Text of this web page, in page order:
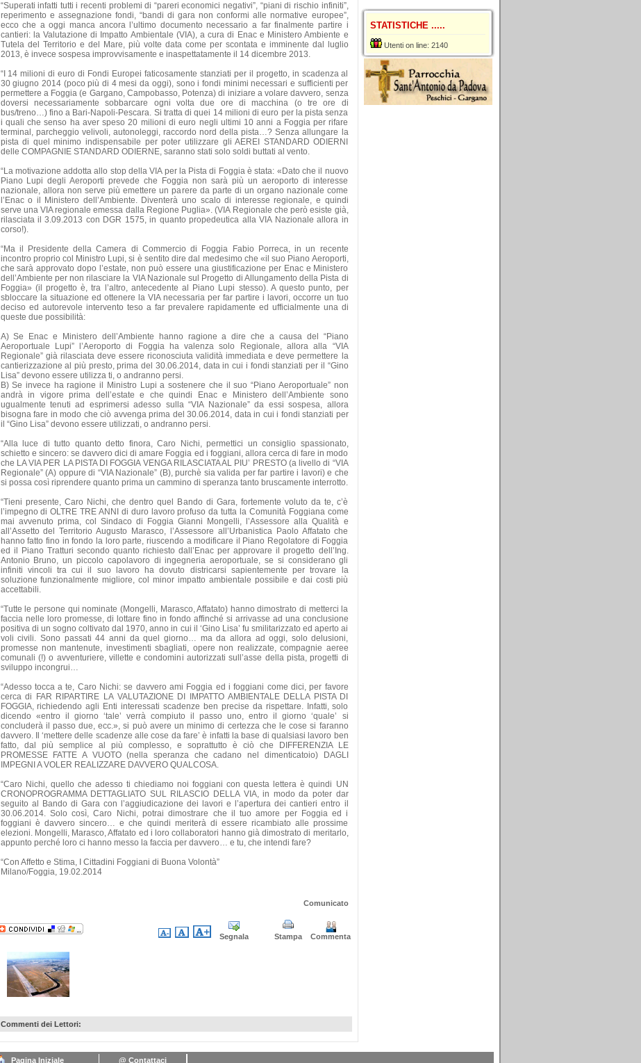
“Superati infatti tutti i recenti problemi di “pareri economici negativi”, “piani di rischio infiniti”,
reperimento e assegnazione fondi, “bandi di gara non conformi alle normative europee”,
ecco che a oggi manca ancora l’ultimo documento necessario a far finalmente partire i
cantieri: la Valutazione di Impatto Ambientale (VIA), a cura di Enac e Ministero Ambiente e
Tutela del Territorio e del Mare, più volte data come per scontata e imminente dal luglio
2013, è invece sospesa improvvisamente e inaspettatamente il 14 dicembre 2013.
“I 14 milioni di euro di Fondi Europei faticosamente stanziati per il progetto, in scadenza al
30 giugno 2014 (poco più di 4 mesi da oggi), sono i fondi minimi necessari e sufficienti per
permettere a Foggia (e Gargano, Campobasso, Potenza) di iniziare a volare davvero, senza
doversi necessariamente sobbarcare ogni volta due ore di macchina (o tre ore di
bus/treno…) fino a Bari-Napoli-Pescara. Si tratta di quei 14 milioni di euro per la pista senza
i quali che senso ha aver speso 20 milioni di euro negli ultimi 10 anni a Foggia per rifare
terminal, parcheggio velivoli, autonoleggi, raccordo nord della pista…? Senza allungare la
pista di quel minimo indispensabile per poter utilizzare gli AEREI STANDARD ODIERNI
delle COMPAGNIE STANDARD ODIERNE, saranno stati solo soldi buttati al vento.
“La motivazione addotta allo stop della VIA per la Pista di Foggia è stata: «Dato che il nuovo
Piano Lupi degli Aeroporti prevede che Foggia non sarà più un aeroporto di interesse
nazionale, allora non serve più emettere un parere da parte di un organo nazionale come
l’Enac o il Ministero dell’Ambiente. Diventerà uno scalo di interesse regionale, e quindi
serve una VIA regionale emessa dalla Regione Puglia». (VIA Regionale che però esiste già,
rilasciata il 3.09.2013 con DGR 1575, in quanto propedeutica alla VIA Nazionale allora in
corso!).
“Ma il Presidente della Camera di Commercio di Foggia Fabio Porreca, in un recente
incontro proprio col Ministro Lupi, si è sentito dire dal medesimo che «il suo Piano Aeroporti,
che sarà approvato dopo l’estate, non può essere una giustificazione per Enac e Ministero
dell’Ambiente per non rilasciare la VIA Nazionale sul Progetto di Allungamento della Pista di
Foggia» (il progetto è, tra l’altro, antecedente al Piano Lupi stesso). A questo punto, per
sbloccare la situazione ed ottenere la VIA necessaria per far partire i lavori, occorre un tuo
deciso ed autorevole intervento teso a far prevalere rapidamente ed ufficialmente una di
queste due possibilità:
A) Se Enac e Ministero dell’Ambiente hanno ragione a dire che a causa del “Piano
Aeroportuale Lupi” l’Aeroporto di Foggia ha valenza solo Regionale, allora alla “VIA
Regionale” già rilasciata deve essere riconosciuta validità immediata e deve permettere la
cantierizzazione al più presto, prima del 30.06.2014, data in cui i fondi stanziati per il “Gino
Lisa” devono essere utilizza ti, o andranno persi.
B) Se invece ha ragione il Ministro Lupi a sostenere che il suo “Piano Aeroportuale” non
andrà in vigore prima dell’estate e che quindi Enac e Ministero dell’Ambiente sono
ugualmente tenuti ad esprimersi adesso sulla “VIA Nazionale” da essi sospesa, allora
bisogna fare in modo che ciò avvenga prima del 30.06.2014, data in cui i fondi stanziati per
il “Gino Lisa” devono essere utilizzati, o andranno persi.
“Alla luce di tutto quanto detto finora, Caro Nichi, permettici un consiglio spassionato,
schietto e sincero: se davvero dici di amare Foggia ed i foggiani, allora cerca di fare in modo
che LA VIA PER LA PISTA DI FOGGIA VENGA RILASCIATA AL PIU’ PRESTO (a livello di “VIA
Regionale” (A) oppure di “VIA Nazionale” (B), purchè sia valida per far partire i lavori) e che
si possa così riprendere quanto prima un cammino di speranza tanto bruscamente interrotto.
“Tieni presente, Caro Nichi, che dentro quel Bando di Gara, fortemente voluto da te, c’è
l’impegno di OLTRE TRE ANNI di duro lavoro profuso da tutta la Comunità Foggiana come
mai avvenuto prima, col Sindaco di Foggia Gianni Mongelli, l’Assessore alla Qualità e
all’Assetto del Territorio Augusto Marasco, l’Assessore all’Urbanistica Paolo Affatato che
hanno fatto fino in fondo la loro parte, riuscendo a modificare il Piano Regolatore di Foggia
ed il Piano Tratturi secondo quanto richiesto dall’Enac per approvare il progetto dell’Ing.
Antonio Bruno, un piccolo capolavoro di ingegneria aeroportuale, se si considerano gli
infiniti vincoli tra cui il suo lavoro ha dovuto districarsi sapientemente per trovare la
soluzione funzionalmente migliore, col minor impatto ambientale possibile e dai costi più
accettabili.
“Tutte le persone qui nominate (Mongelli, Marasco, Affatato) hanno dimostrato di metterci la
faccia nelle loro promesse, di lottare fino in fondo affinché si arrivasse ad una conclusione
positiva di un sogno coltivato dal 1970, anno in cui il ‘Gino Lisa’ fu smilitarizzato ed aperto ai
voli civili. Sono passati 44 anni da quel giorno… ma da allora ad oggi, solo delusioni,
promesse non mantenute, investimenti sbagliati, opere non realizzate, compagnie aeree
comunali (!) o avventuriere, villette e condomini autorizzati sull’asse della pista, progetti di
sviluppo incongrui…
“Adesso tocca a te, Caro Nichi: se davvero ami Foggia ed i foggiani come dici, per favore
cerca di FAR RIPARTIRE LA VALUTAZIONE DI IMPATTO AMBIENTALE DELLA PISTA DI
FOGGIA, richiedendo agli Enti interessati scadenze ben precise da rispettare. Infatti, solo
dicendo «entro il giorno ‘tale’ verrà compiuto il passo uno, entro il giorno ‘quale’ si
concluderà il passo due, ecc.», si può avere un minimo di certezza che le cose si faranno
davvero. Il ‘mettere delle scadenze alle cose da fare’ è infatti la base di qualsiasi lavoro ben
fatto, dal più semplice al più complesso, e soprattutto è ciò che DIFFERENZIA LE
PROMESSE FATTE A VUOTO (nella speranza che cadano nel dimenticatoio) DAGLI
IMPEGNI A VOLER REALIZZARE DAVVERO QUALCOSA.
“Caro Nichi, quello che adesso ti chiediamo noi foggiani con questa lettera è quindi UN
CRONOPROGRAMMA DETTAGLIATO SUL RILASCIO DELLA VIA, in modo da poter dar
seguito al Bando di Gara con l’aggiudicazione dei lavori e l’apertura dei cantieri entro il
30.06.2014. Solo così, Caro Nichi, potrai dimostrare che il tuo amore per Foggia ed i
foggiani è davvero sincero… e che quindi meriterà di essere ricambiato alle prossime
elezioni. Mongelli, Marasco, Affatato ed i loro collaboratori hanno già dimostrato di meritarlo,
appunto perché loro ci hanno messo la faccia per davvero… e tu, che intendi fare?
“Con Affetto e Stima, I Cittadini Foggiani di Buona Volontà”
Milano/Foggia, 19.02.2014
Comunicato
Segnala Stampa Commenta
Commenti dei Lettori:
STATISTICHE .....
Utenti on line: 2140
Pagina Iniziale @ Contattaci